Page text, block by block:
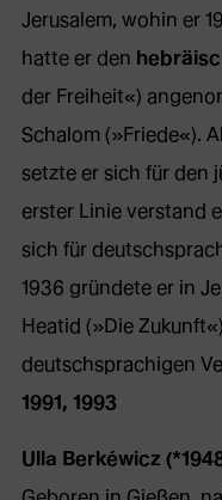
Jerusalem, wohin er
hatte er den
der Freiheit«)
Schalom (»Friede«).
setzte er sich für den
erster Linie verstand
sich für
1936 gründete er in
Heatid (»Die
deutschsprachigen
1991, 1993
Ulla Berkéwicz